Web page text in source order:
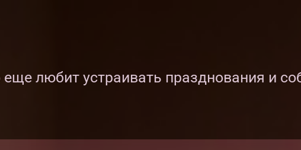
еще любит устраивать празднования и